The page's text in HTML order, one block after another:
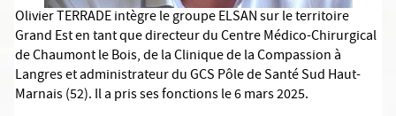
Olivier TERRADE intègre le groupe ELSAN sur le territoire
Grand Est en tant que directeur du Centre Médico-Chirurgical
de Chaumont le Bois, de la Clinique de la Compassion à
Langres et administrateur du GCS Pôle de Santé Sud Haut-
Marnais (52). Il a pris ses fonctions le 6 mars 2025.